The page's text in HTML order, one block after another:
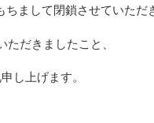
ちまして閉鎖させていただ
だきましたこと、
し上げます。